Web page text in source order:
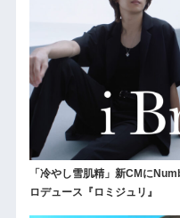
「冷やし雪肌精」新CMに
ロデュース『ロミジュリ』